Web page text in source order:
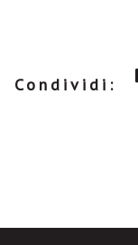
Condividi: